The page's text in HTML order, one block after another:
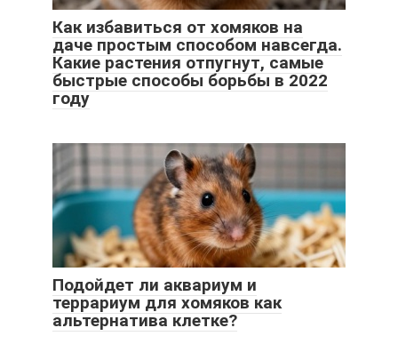
Как избавиться от хомяков на
даче простым способом навсегда.
Какие растения отпугнут, самые
быстрые способы борьбы в 2022
году
Подойдет ли аквариум и
террариум для хомяков как
альтернатива клетке?